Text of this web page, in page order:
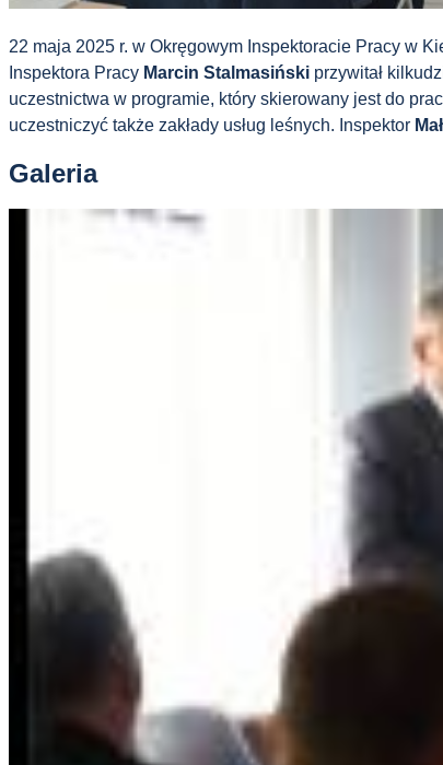
22 maja 2025 r. w Okręgowym Inspektoracie Pracy w
Inspektora Pracy Marcin Stalmasiński przywitał
uczestnictwa w programie, który skierowany jest do
uczestniczyć także zakłady usług leśnych. Inspektor
Galeria